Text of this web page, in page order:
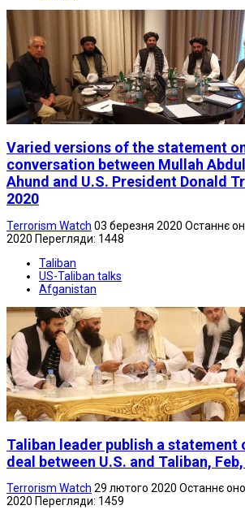
Varied versions of the statement
conversation between Mullah
Ahund and U.S. President Donald
2020
Terrorism Watch 03 березня 2020 Останнє
2020 Перегляди: 1448
Taliban
US-Taliban talks
Afganistan
Taliban leader publish a statement
deal between U.S. and Taliban,
Terrorism Watch 29 лютого 2020 Останнє
2020 Перегляди: 1459